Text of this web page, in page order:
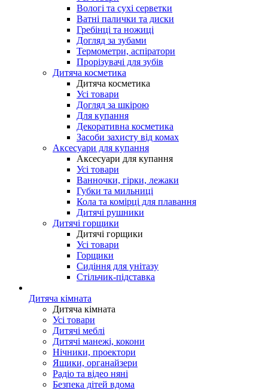
Вологі та сухі серветки
Ватні палички та диски
Гребінці та ножиці
Догляд за зубами
Термометри, аспіратори
Прорізувачі для зубів
Дитяча косметика
Дитяча косметика
Усі товари
Догляд за шкірою
Для купання
Декоративна косметика
Засоби захисту від комах
Аксесуари для купання
Аксесуари для купання
Усі товари
Ванночки, гірки, лежаки
Губки та мильниці
Кола та комірці для плавання
Дитячі рушники
Дитячі горщики
Дитячі горщики
Усі товари
Горщики
Сидіння для унітазу
Стільчик-підставка
Дитяча кімната
Дитяча кімната
Усі товари
Дитячі меблі
Дитячі манежі, кокони
Нічники, проектори
Ящики, органайзери
Радіо та відео няні
Безпека дітей вдома